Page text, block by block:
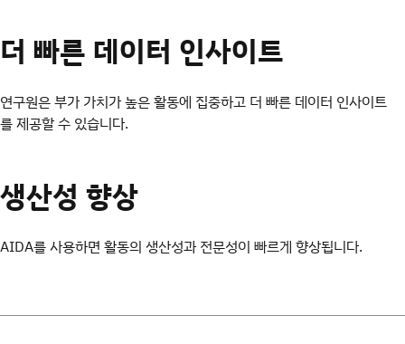
더 빠른 데이터 인사이트
연구원은 부가 가치가 높은 활동에 집중하고 더 빠른 데이터 인사이트
를 제공할 수 있습니다.
생산성 향상
AIDA를 사용하면 활동의 생산성과 전문성이 빠르게 향상됩니다.